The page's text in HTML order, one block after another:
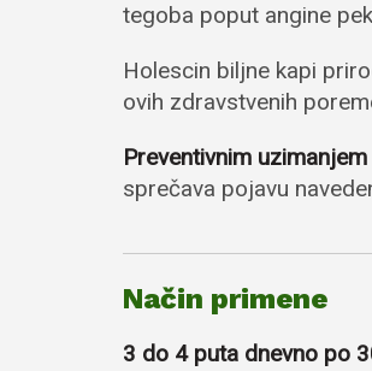
tegoba poput angine
Holescin biljne kapi
ovih zdravstvenih
Preventivnim
sprečava pojavu
Način primene
3 do 4 puta dnevno po